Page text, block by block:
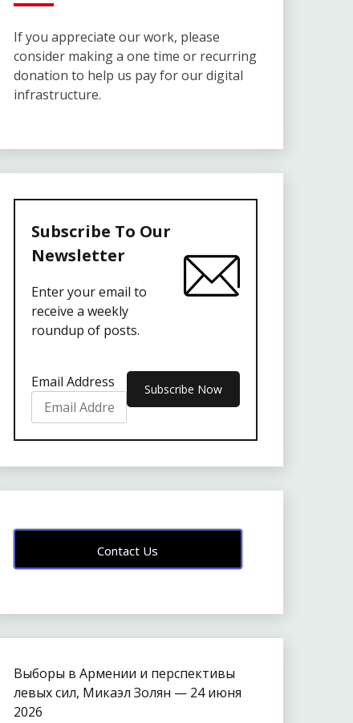
If you appreciate our work, please
consider making a one time or recurring
donation to help us pay for our digital
infrastructure.
Subscribe To Our
Newsletter
Enter your email to
receive a weekly
roundup of posts.
Email Address
Contact Us
Выборы в Армении и перспективы
левых сил, Микаэл Золян — 24 июня
2026